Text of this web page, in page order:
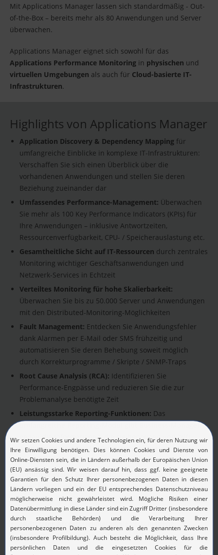
Mit Applications Manager lassen sich standardmäßig - Out-
of-the-Box – bereits mehr als 80 Anwendungen und Server
überwachen.
Applications Manager eignet sich sowohl für das
Applications Performance Monitoring in physischen und
virtuellen Umgebungen als auch für Cloud-basierte IT-
Infrastrukturen.
Highlights von Applications Manager
Application Discovery & Dependency Mapping für
umfangreiche Einblicke in komplexe IT-Infrastrukturen:
Verschaffen Sie sich einen Überblick über die
vorhandenen Anwendungen und stellen Sie deren
Beziehung zueinander dar
Umfassendes Performance-Management: Überwachen
Sie mehr als 100 Key Performance Indicators (KPIs) für
Ihre Anwendungen – inklusive Antwortzeiten,
Ressourcenverfügbarkeit, CPU- / Speicherauslastung etc.
Gesamtheitliche Sicht auf IT-Ressourcen durch zentrales
Monitoring wichtiger Geschäftsanwendungen und
Netzwerk-Services in Echtzeit
Verteiltes Monitoring für hohe Skalierbarkeit:
Überwachen Sie bis zu 50.000 Server und Anwendungen
mit den Distributed-Monitoring-Möglichkeiten
Fault Management: Entdecken Sie Anwendungsfehler
dank Alarmen per E-Mail oder SMS frühzeitig und
automatisieren Sie deren Behebung soweit möglich
durch Korrekturprogramme / Skripte / SNMP-Traps
Root Cause Analysis (RCA): Identifizieren Sie
Performance-Engpässe und reduzieren Sie die zur
Problemanalyse benötigte Zeit
Leistungsstarke Reporting-Funktionen: Das
umfangreiche Reporting-Modul gibt Business-Managern
genau die Informationen, die sie benötigen und hilft
Administratoren bei der Fehlerbehebung und
Kapazitätsplanung
Intuitiver Web-Client:Individuelle Dashboards
erleichtern Ihnen das Monitoring der Performance-
Attribute – entweder über ein Webbrowser-Interface
oder perSmartphone-App
Multi User Access:Definieren Sie verschiedene
Benutzerrollen wie User, Operator, Administrator und
Manager